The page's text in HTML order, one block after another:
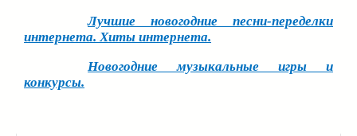
Лучшие новогодние песни-переделки
интернета. Хиты интернета.
Новогодние музыкальные игры и
конкурсы.